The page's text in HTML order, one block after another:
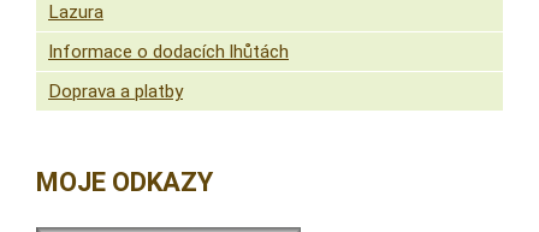
Lazura
Informace o dodacích lhůtách
Doprava a platby
MOJE ODKAZY